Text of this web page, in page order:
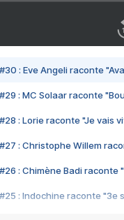
#30 : Eve Angeli raconte
#29 : MC Solaar raconte
#28 : Lorie raconte "Je vais
#27 : Christophe Willem
#26 : Chimène Badi raconte
#25 : Indochine raconte "3e